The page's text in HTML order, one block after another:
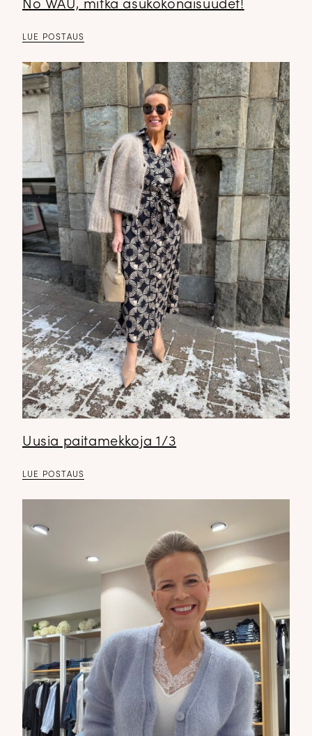
No WAU, mitkä asukokonaisuudet!
LUE POSTAUS
Uusia paitamekkoja 1/3
LUE POSTAUS